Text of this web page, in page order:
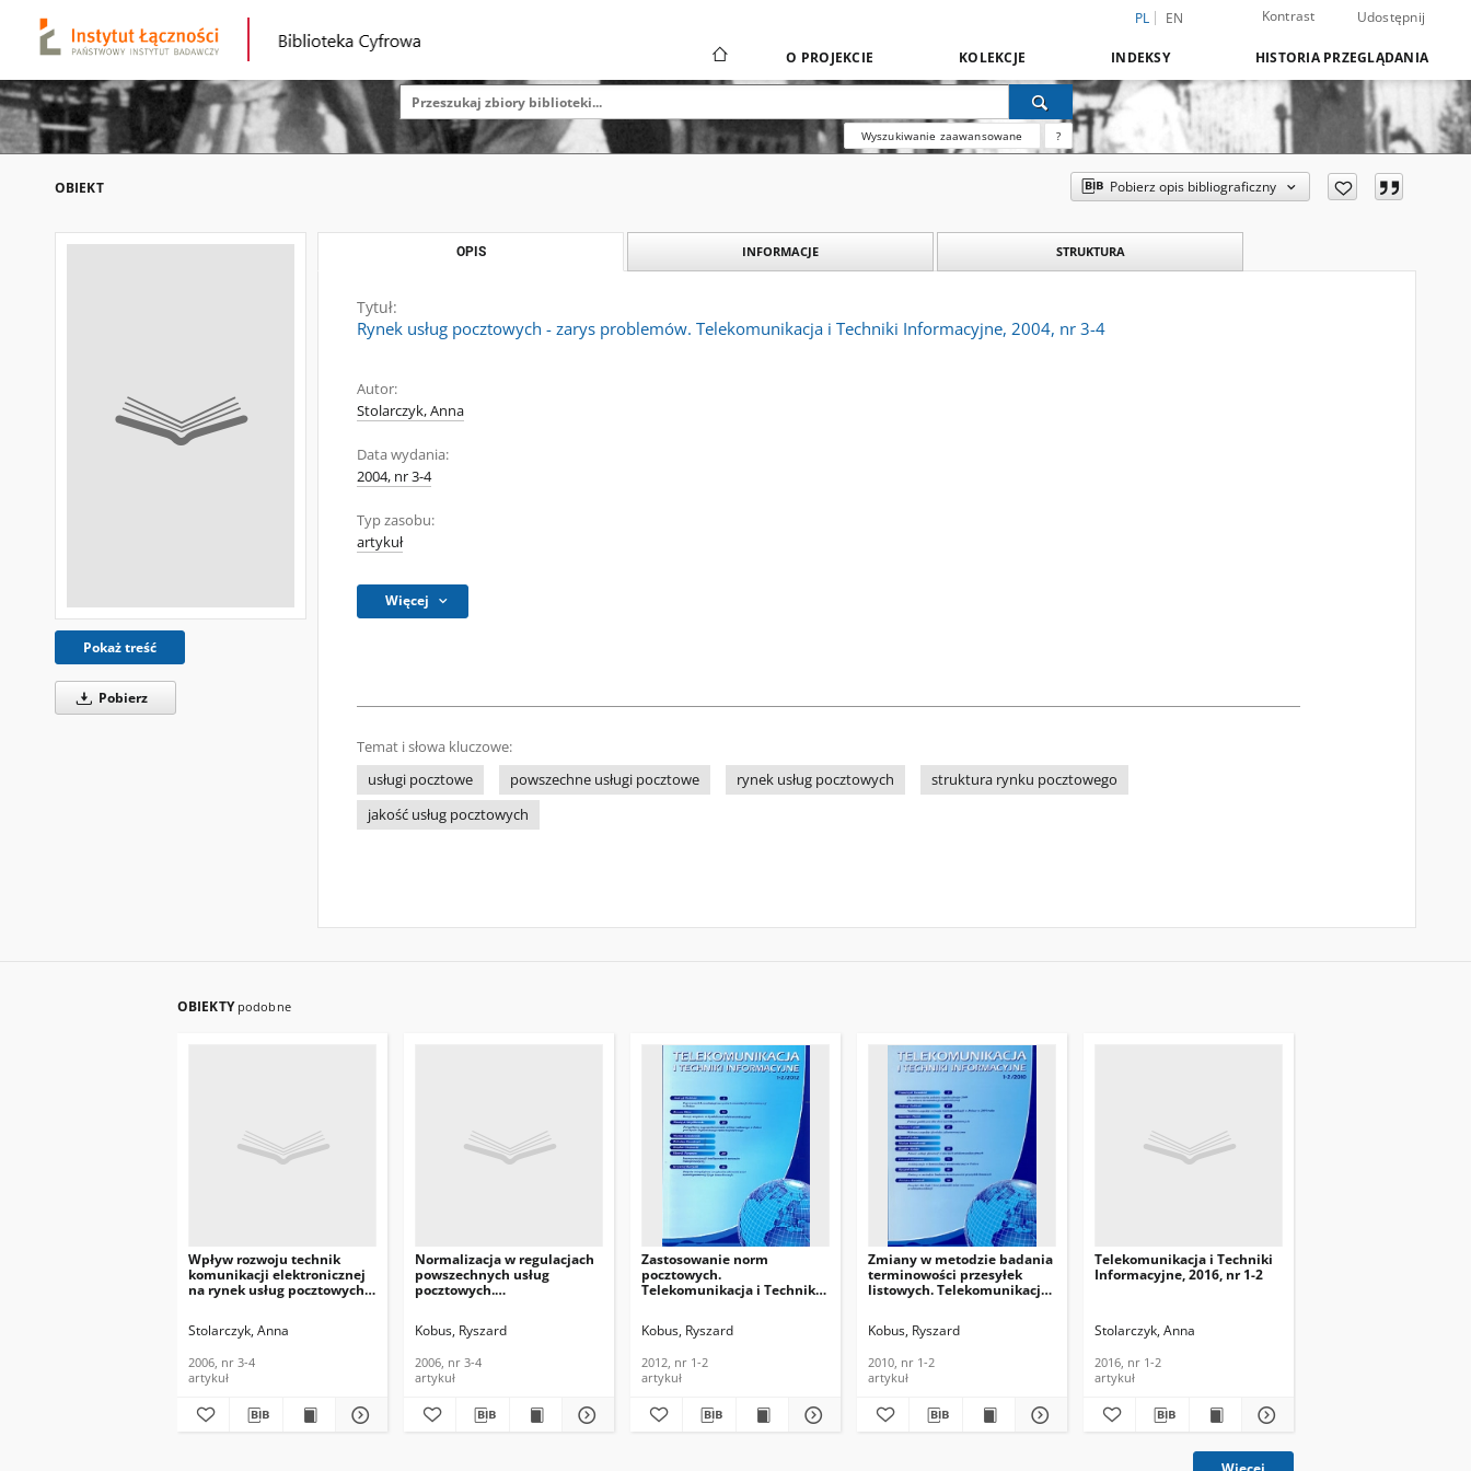
PL EN Kontrast Udostępnij
O PROJEKCIE KOLEKCJE INDEKSY HISTORIA PRZEGLĄDANIA
Wyszukiwanie zaawansowane ?
OBIEKT Pobierz opis bibliograficzny
Pokaż treść
Pobierz
OPIS INFORMACJE STRUKTURA
Tytuł:
Rynek usług pocztowych - zarys problemów. Telekomunikacja i Techniki Informacyjne, 2004, nr 3-4
Autor:
Stolarczyk, Anna
Data wydania:
2004, nr 3-4
Typ zasobu:
artykuł
Więcej
Temat i słowa kluczowe:
usługi pocztowe
powszechne usługi pocztowe rynek usług pocztowych
struktura rynku pocztowego
jakość usług pocztowych
OBIEKTY podobne
Wpływ rozwoju technik
komunikacji elektronicznej
na rynek usług pocztowych
informacyjnego.
Informacyjne, 2006, nr 3-4
Stolarczyk, Anna
2006, nr 3-4
artykuł
Normalizacja w regulacjach
powszechnych usług
pocztowych.
Kobus, Ryszard
2006, nr 3-4
artykuł
Zastosowanie norm
pocztowych.
Telekomunikacja i Techniki
Kobus, Ryszard
2012, nr 1-2
artykuł
Zmiany w metodzie badania
terminowości przesyłek
listowych. Telekomunikacja i
Kobus, Ryszard
2010, nr 1-2
artykuł
Telekomunikacja i Techniki
Informacyjne, 2016, nr 1-2
Stolarczyk, Anna
2016, nr 1-2
artykuł